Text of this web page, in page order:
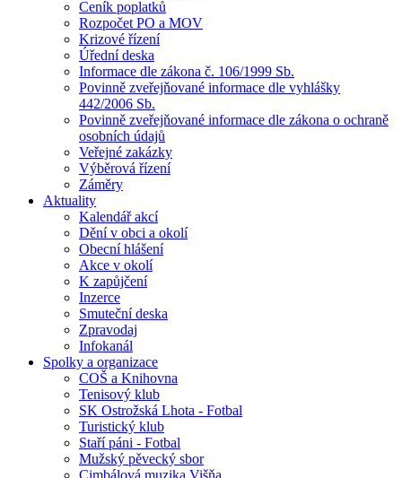
Ceník poplatků
Rozpočet PO a MOV
Krizové řízení
Úřední deska
Informace dle zákona č. 106/1999 Sb.
Povinně zveřejňované informace dle vyhlášky
442/2006 Sb.
Povinně zveřejňované informace dle zákona o ochraně
osobních údajů
Veřejné zakázky
Výběrová řízení
Záměry
Aktuality
Kalendář akcí
Dění v obci a okolí
Obecní hlášení
Akce v okolí
K zapůjčení
Inzerce
Smuteční deska
Zpravodaj
Infokanál
Spolky a organizace
COŠ a Knihovna
Tenisový klub
SK Ostrožská Lhota - Fotbal
Turistický klub
Staří páni - Fotbal
Mužský pěvecký sbor
Cimbálová muzika Višňa